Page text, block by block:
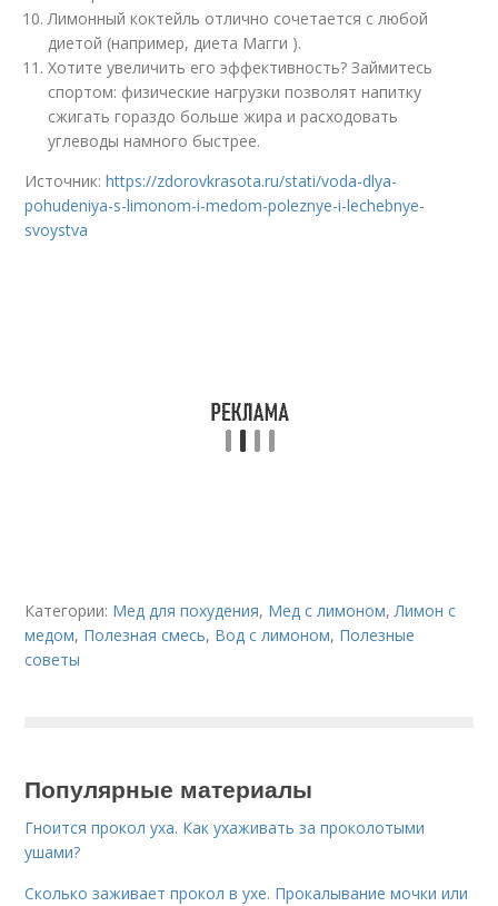
Лимонный коктейль отлично сочетается с любой
диетой (например, диета Магги ).
Хотите увеличить его эффективность? Займитесь
спортом: физические нагрузки позволят напитку
сжигать гораздо больше жира и расходовать
углеводы намного быстрее.
Источник:https://zdorovkrasota.ru/stati/voda-dlya-
pohudeniya-s-limonom-i-medom-poleznye-i-lechebnye-
svoystva
Категории: Мед для похудения, Мед с лимоном,Лимон с
медом, Полезная смесь, Вод с лимоном, Полезные
советы
Популярные материалы
Гноится прокол уха. Как ухаживать за проколотыми
ушами?
Сколько заживает прокол в ухе. Прокалывание мочки или